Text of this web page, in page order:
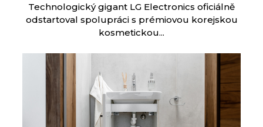
Technologický gigant LG Electronics oficiálně
odstartoval spolupráci s prémiovou korejskou
kosmetickou...